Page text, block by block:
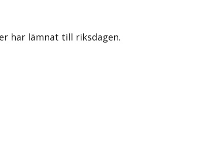
har lämnat till riksdagen.